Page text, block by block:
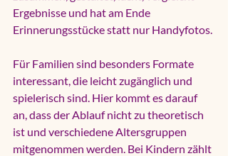
Ergebnisse und hat am Ende
Erinnerungsstücke statt nur Handyfotos.
Für Familien sind besonders Formate
interessant, die leicht zugänglich und
spielerisch sind. Hier kommt es darauf
an, dass der Ablauf nicht zu theoretisch
ist und verschiedene Altersgruppen
mitgenommen werden. Bei Kindern zählt